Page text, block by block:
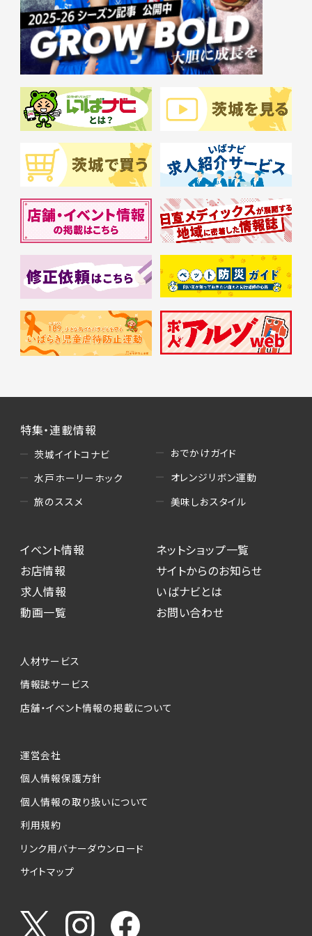
特集・連載情報
茨城イイトコナビ
水戸ホーリーホック
旅のススメ
おでかけガイド
オレンジリボン運動
美味しおスタイル
イベント情報
お店情報
求人情報
動画一覧
ネットショップ一覧
サイトからのお知らせ
いばナビとは
お問い合わせ
人材サービス
情報誌サービス
店舗・イベント情報の掲載について
運営会社
個人情報保護方針
個人情報の取り扱いについて
利用規約
リンク用バナーダウンロード
サイトマップ